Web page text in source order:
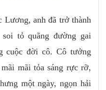
Lương, anh đã trở thành
tỏ quãng đường gai
cuộc đời cô. Cô tưởng
mãi tỏa sáng rực rỡ,
một ngày, ngọn hải